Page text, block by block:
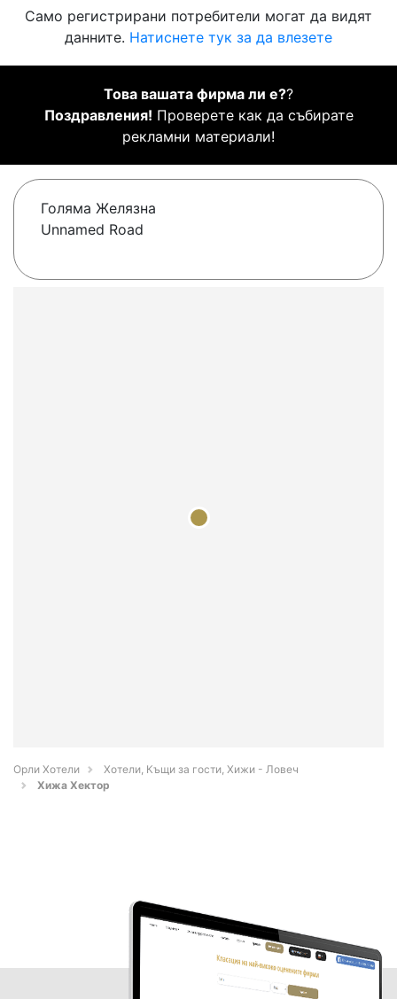
Само регистрирани потребители могат да видят
данните. Натиснете тук за да влезете
Това вашата фирма ли е??
Поздравления! Проверете как да събирате
рекламни материали!
Голяма Желязна
Unnamed Road
Орли Хотели
Хотели, Къщи за гости, Хижи - Ловеч
Хижа Хектор